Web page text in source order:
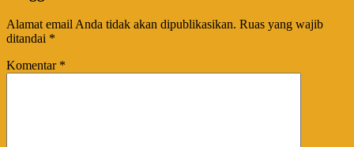
Alamat email Anda tidak akan dipublikasikan. Ruas yang wajib
ditandai *
Komentar *